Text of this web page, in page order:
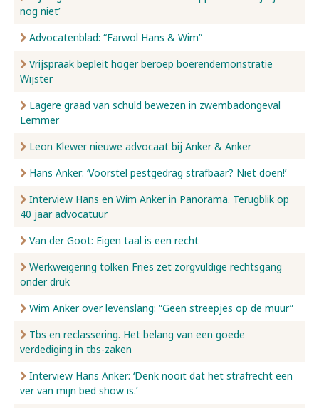
nog niet’
Advocatenblad: “Farwol Hans & Wim”
Vrijspraak bepleit hoger beroep boerendemonstratie
Wijster
Lagere graad van schuld bewezen in zwembadongeval
Lemmer
Leon Klewer nieuwe advocaat bij Anker & Anker
Hans Anker: ‘Voorstel pestgedrag strafbaar? Niet doen!’
Interview Hans en Wim Anker in Panorama. Terugblik op
40 jaar advocatuur
Van der Goot: Eigen taal is een recht
Werkweigering tolken Fries zet zorgvuldige rechtsgang
onder druk
Wim Anker over levenslang: “Geen streepjes op de muur”
Tbs en reclassering. Het belang van een goede
verdediging in tbs-zaken
Interview Hans Anker: ‘Denk nooit dat het strafrecht een
ver van mijn bed show is.’